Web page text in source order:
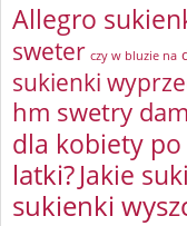
Allegro
sweter czy w bluzie na
sukienki
hm swetry
dla kobiety po
latki?Jakie
sukienki